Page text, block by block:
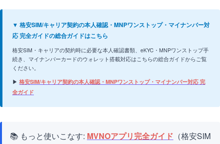
▼ 格安SIM/キャリア契約の本人確認・MNPワンストップ・マイナンバー対
応 完全ガイドの総合ガイドはこちら
格安SIM・キャリアの契約時に必要な本人確認書類、eKYC・MNPワンストップ手
続き、マイナンバーカードのウォレット搭載対応はこちらの総合ガイドからご覧
ください。
▶ 格安SIM/キャリア契約の本人確認・MNPワンストップ・マイナンバー対応 完
全ガイド
📚 もっと使いこなす: MVNOアプリ完全ガイド （格安SIM